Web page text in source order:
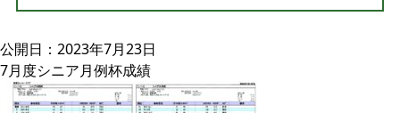
公開日：2023年7月23日
7月度シニア月例杯成績